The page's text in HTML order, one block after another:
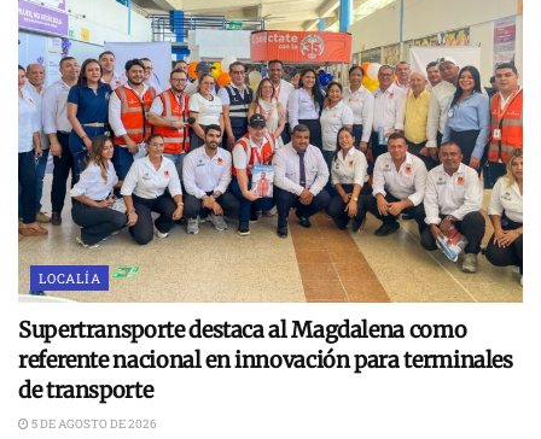
LOCALÍA
Supertransporte destaca al Magdalena como
referente nacional en innovación para terminales
de transporte
5 DE AGOSTO DE 2026